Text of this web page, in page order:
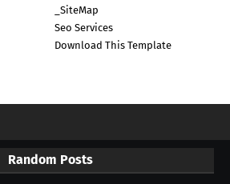
_SiteMap
Seo Services
Download This Template
Random Posts